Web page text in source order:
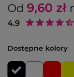
Od 9,60 zł
4.9
Dostępne kolory